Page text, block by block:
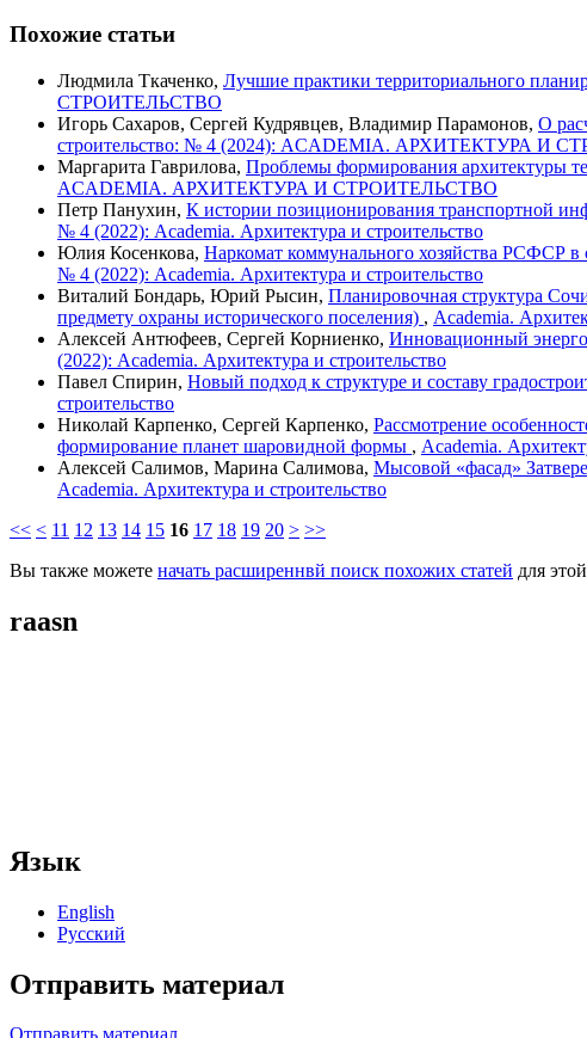
Похожие статьи
Людмила Ткаченко, Лучшие практики территориального
СТРОИТЕЛЬСТВО
Игорь Сахаров, Сергей Кудрявцев, Владимир Парамонов, О
строительство: № 4 (2024): ACADEMIA. АРХИТЕКТУРА И
Маргарита Гаврилова, Проблемы формирования архитектуры
ACADEMIA. АРХИТЕКТУРА И СТРОИТЕЛЬСТВО
Петр Панухин, К истории позиционирования транспортной
№ 4 (2022): Academia. Архитектура и строительство
Юлия Косенкова, Наркомат коммунального хозяйства РСФСР в
№ 4 (2022): Academia. Архитектура и строительство
Виталий Бондарь, Юрий Рысин, Планировочная структура
предмету охраны исторического поселения) , Academia.
Алексей Антюфеев, Сергей Корниенко, Инновационный
(2022): Academia. Архитектура и строительство
Павел Спирин, Новый подход к структуре и составу
строительство
Николай Карпенко, Сергей Карпенко, Рассмотрение
формирование планет шаровидной формы , Academia.
Алексей Салимов, Марина Салимова, Мысовой «фасад»
Academia. Архитектура и строительство
<< < 11 12 13 14 15 16 17 18 19 20 > >>
Вы также можете начать расширеннвй поиск похожих статей для
raasn
Язык
English
Русский
Отправить материал